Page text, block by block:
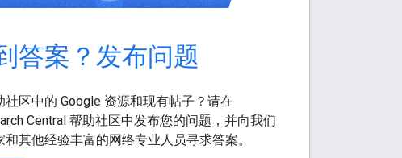
答案？发布问题
社区中的 Google 资源和现有帖子？请在
Central 帮助社区中发布您的问题，并向我们
和其他经验丰富的网络专业人员寻求答案。